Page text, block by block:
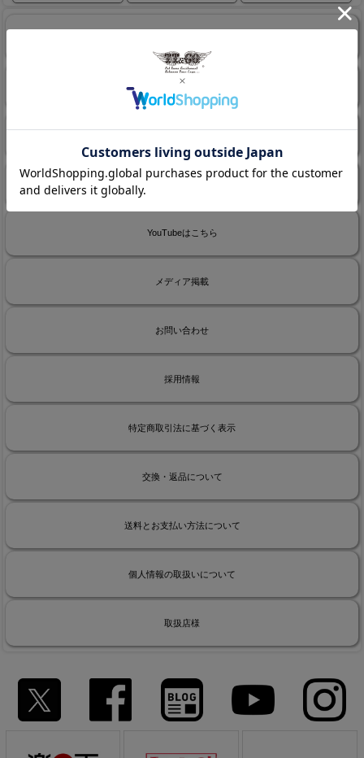
TT＆CO.について
メルマガ申込/停止
YouTubeはこちら
メディア掲載
お問い合わせ
採用情報
特定商取引法に基づく表示
交換・返品について
送料とお支払い方法について
個人情報の取扱いについて
取扱店様